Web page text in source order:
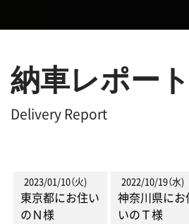
納車レポート
Delivery Report
2023/01/10（火)
東京都にお住い
のＮ様
2022/10/19（水)
神奈川県にお
いのＴ様